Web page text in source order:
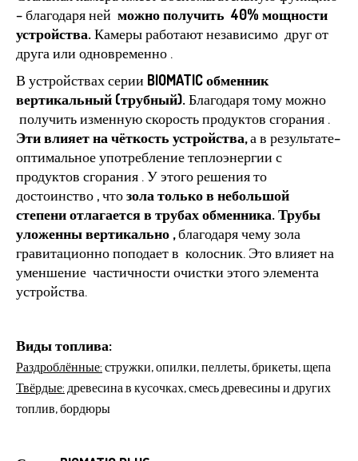
– благодаря ней можно получить 40% мощности
устройства.Камеры работают независимо друг от
друга или одновременно .
В устройствах серии BIOMATICобменник
вертикальный (трубный).Благодаря тому можно
получить изменную скорость продуктов сгорания .
Эти влияет на чёткость устройства,а в результате–
оптимальное употребление теплоэнергии с
продуктов сгорания . У этого решения то
достоинство , чтозола только в небольшой
степени отлагается в трубах обменника. Трубы
уложенны вертикально ,благодаря чему зола
гравитационно поподает в колосник. Это влияет на
уменшение частичности очистки этого элемента
устройства.
Виды топлива:
Раздроблённые: стружки, опилки, пеллеты, брикеты, щепа
Твёрдые: древесина в кусочках, смесь древесины и других
топлив, бордюры